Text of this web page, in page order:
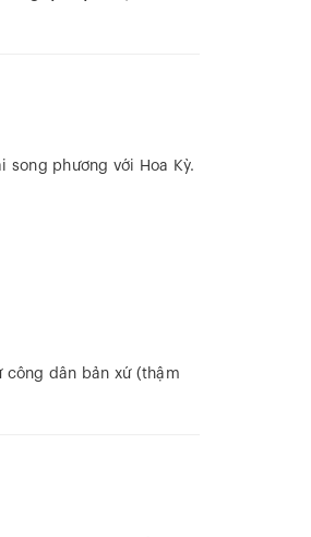
phương với Hoa Kỳ.
công dân bản xứ (thậm